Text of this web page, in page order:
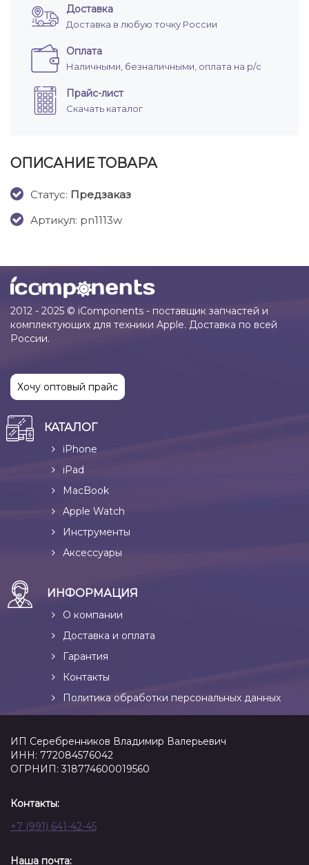
Доставка
Доставка в любую точку России
Оплата
Наличными, безналичными, оплата на р/с
Прайс-лист
Скачать каталог
ОПИСАНИЕ ТОВАРА
Cтатус: Предзаказ
Артикул: pn1113w
2012 - 2025 © iComponents - поставщик запчастей и
комплектующих для техники Apple. Доставка по всей
России.
Хочу оптовый прайс
КАТАЛОГ
iPhone
iPad
MacBook
Apple Watch
Инструменты
Аксессуары
ИНФОРМАЦИЯ
О компании
Доставка и оплата
Гарантия
Контакты
Политика обработки персональных данных
ИП Серебренников Владимир Валерьевич
ИНН: 772084576042
ОГРНИП: 318774600019560
Контакты:
+7 (991) 641-42-45
Наша почта: